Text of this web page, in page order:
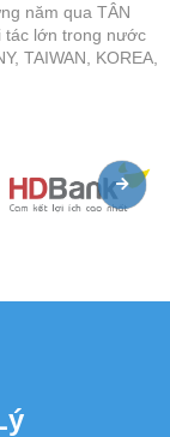
năm qua TÂN
tác lớn trong nước
TAIWAN, KOREA,